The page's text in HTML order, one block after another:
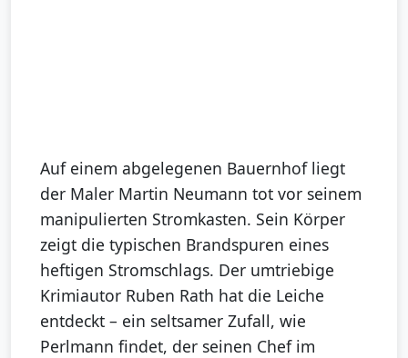
Auf einem abgelegenen Bauernhof liegt
der Maler Martin Neumann tot vor seinem
manipulierten Stromkasten. Sein Körper
zeigt die typischen Brandspuren eines
heftigen Stromschlags. Der umtriebige
Krimiautor Ruben Rath hat die Leiche
entdeckt – ein seltsamer Zufall, wie
Perlmann findet, der seinen Chef im